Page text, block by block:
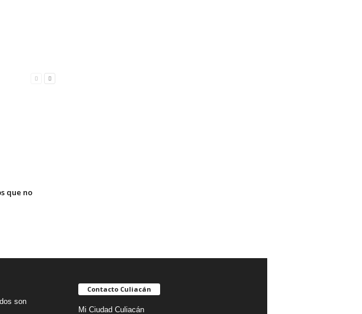
que no
son
Contacto Culiacán
Mi Ciudad Culiacán